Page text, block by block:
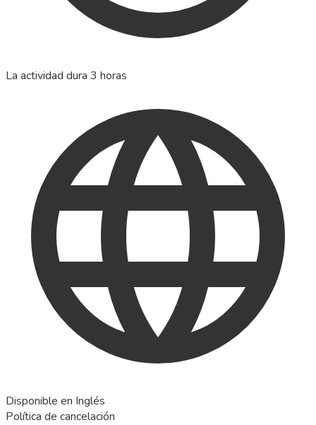
La actividad dura 3 horas
Disponible en Inglés
Política de cancelación